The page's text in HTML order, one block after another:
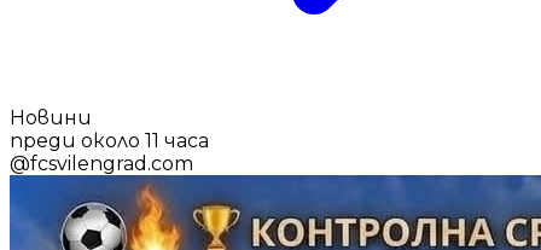
Новини
преди около 11 часа
@fcsvilengrad.com